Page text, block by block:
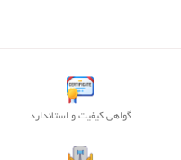
گواهی کیفیت و استاندارد